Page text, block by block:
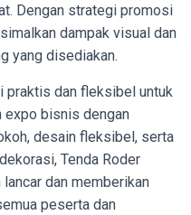
Dengan strategi promosi
dampak visual dan
yang disediakan.
praktis dan fleksibel untuk
expo bisnis dengan
desain fleksibel, serta
Tenda Roder
dan memberikan
peserta dan